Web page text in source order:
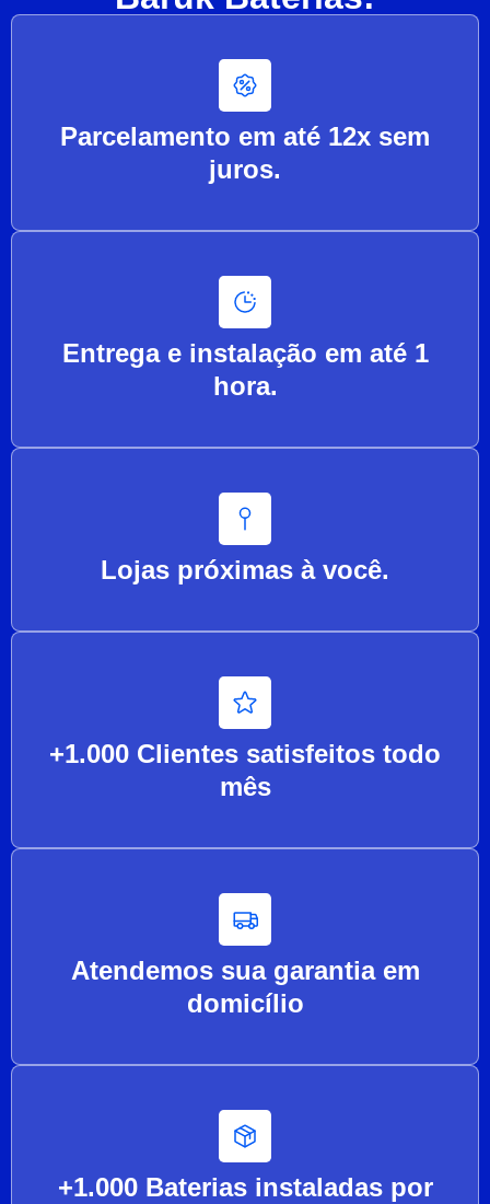
Parcelamento em até 12x sem
juros.
Entrega e instalação em até 1
hora.
Lojas próximas à você.
+1.000 Clientes satisfeitos todo
mês
Atendemos sua garantia em
domicílio
+1.000 Baterias instaladas por